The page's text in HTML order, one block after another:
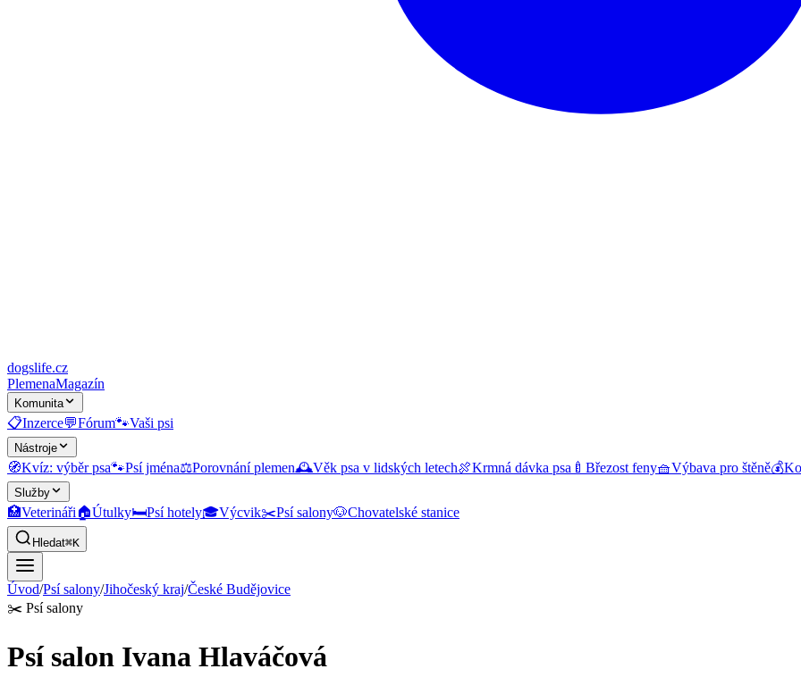
dogslife.cz
PlemenaMagazín
Komunita
📋Inzerce💬Fórum🐾Vaši psi
Nástroje
🧭Kvíz: výběr psa🐾Psí jména⚖️Porovnání plemen🕰️Věk psa v lidských letech🍖Krmná dávka psa 🍼 Březost feny🧺Výbava pro štěně💰
Služby
🏥Veterináři🏠Útulky🛏️Psí hotely🎓Výcvik✂️Psí salony🐶Chovatelské stanice
Hledat⌘K
Úvod/Psí salony/Jihočeský kraj/České Budějovice
✂️ Psí salony
Psí salon Ivana Hlaváčová